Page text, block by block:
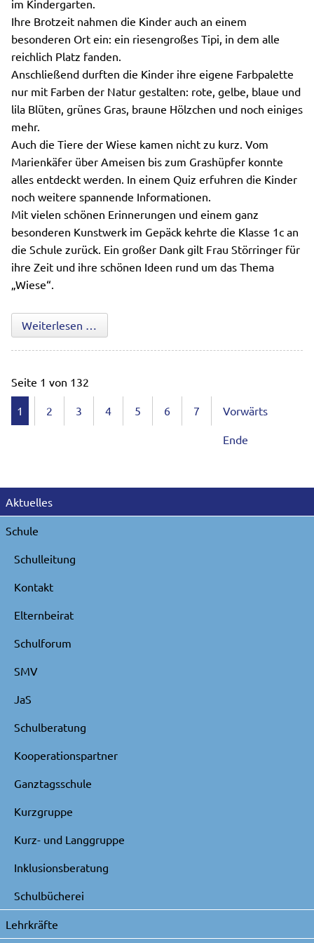
im Kindergarten.
Ihre Brotzeit nahmen die Kinder auch an einem
besonderen Ort ein: ein riesengroßes Tipi, in dem alle
reichlich Platz fanden.
Anschließend durften die Kinder ihre eigene Farbpalette
nur mit Farben der Natur gestalten: rote, gelbe, blaue und
lila Blüten, grünes Gras, braune Hölzchen und noch einiges
mehr.
Auch die Tiere der Wiese kamen nicht zu kurz. Vom
Marienkäfer über Ameisen bis zum Grashüpfer konnte
alles entdeckt werden. In einem Quiz erfuhren die Kinder
noch weitere spannende Informationen.
Mit vielen schönen Erinnerungen und einem ganz
besonderen Kunstwerk im Gepäck kehrte die Klasse 1c an
die Schule zurück. Ein großer Dank gilt Frau Störringer für
ihre Zeit und ihre schönen Ideen rund um das Thema
„Wiese“.
Weiterlesen …
Seite 1 von 132
1 2 3 4 5 6 7 Vorwärts
Ende
Navigation
Aktuelles
Schule
Schulleitung
Kontakt
Elternbeirat
Schulforum
SMV
JaS
Schulberatung
Kooperationspartner
Ganztagsschule
Kurzgruppe
Kurz- und Langgruppe
Inklusionsberatung
Schulbücherei
Lehrkräfte